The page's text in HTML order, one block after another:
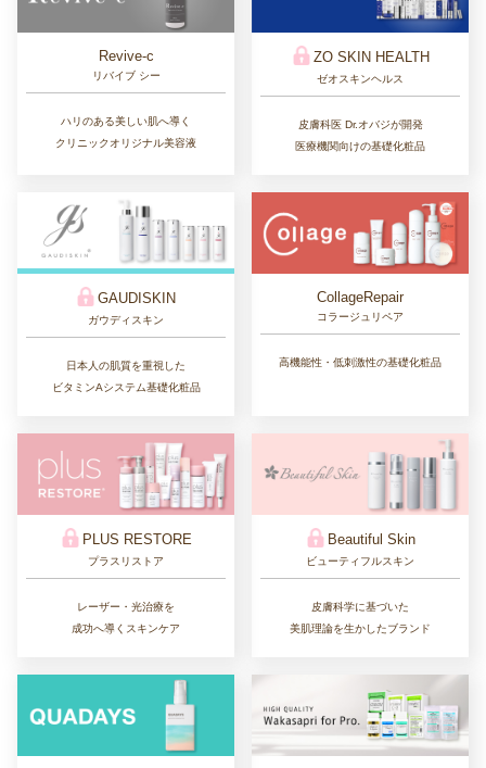
Revive-c
リバイブ シー
ハリのある美しい肌へ導く
クリニックオリジナル美容液
ZO SKIN HEALTH
ゼオスキンヘルス
皮膚科医 Dr.オバジが開発
医療機関向けの基礎化粧品
GAUDISKIN
ガウディスキン
日本人の肌質を重視した
ビタミンAシステム基礎化粧品
CollageRepair
コラージュリペア
高機能性・低刺激性の基礎化粧品
PLUS RESTORE
プラスリストア
レーザー・光治療を
成功へ導くスキンケア
Beautiful Skin
ビューティフルスキン
皮膚科学に基づいた
美肌理論を生かしたブランド